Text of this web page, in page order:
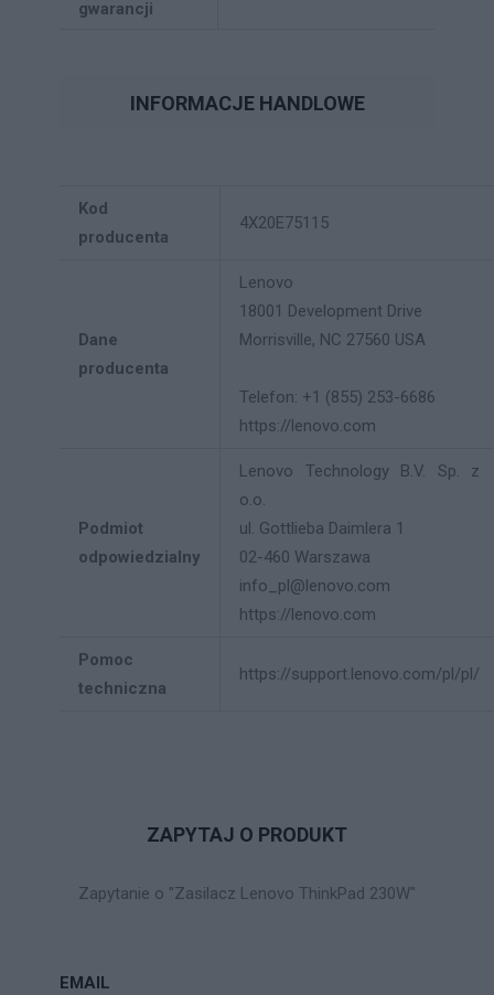
gwarancji
INFORMACJE HANDLOWE
Kod
producenta
4X20E75115
Dane
producenta
Lenovo
18001 Development Drive
Morrisville, NC 27560 USA
Telefon: +1 (855) 253-6686
https://lenovo.com
Podmiot
odpowiedzialny
Lenovo Technology B.V. Sp. z
o.o.
ul. Gottlieba Daimlera 1
02-460 Warszawa
info_pl@lenovo.com
https://lenovo.com
Pomoc
techniczna
https://support.lenovo.com/pl/pl/
ZAPYTAJ O PRODUKT
Zapytanie o "Zasilacz Lenovo ThinkPad 230W"
EMAIL